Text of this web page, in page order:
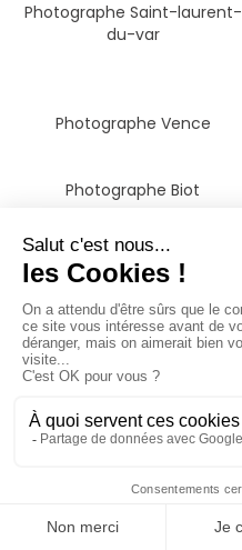
Photographe Saint-laurent-
du-var
Photographe Vence
Photographe Biot
Photographe Vallauris
Photographe Mougins
Photographe Mouans-
sartoux
Photographe Mandelieu-la-
napoule
sur-argens